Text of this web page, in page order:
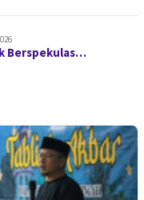
Berspekulas…